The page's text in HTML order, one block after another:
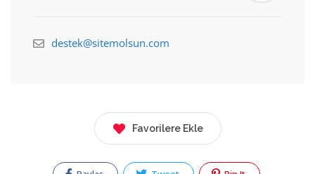
destek@sitemolsun.com
Favorilere Ekle